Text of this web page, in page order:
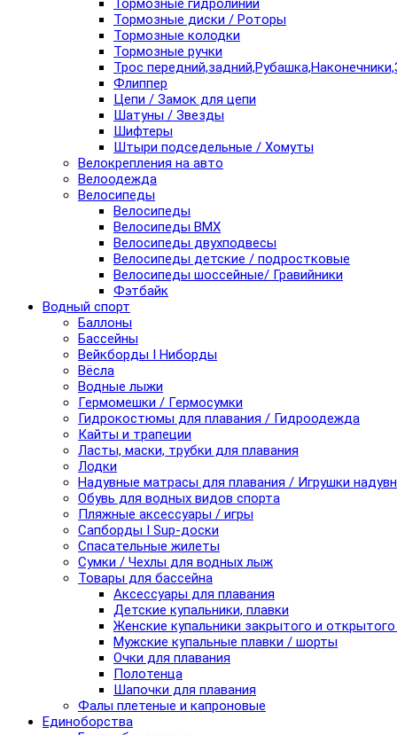
Тормозные гидролинии
Тормозные диски / Роторы
Тормозные колодки
Тормозные ручки
Трос
Флиппер
Цепи / Замок для цепи
Шатуны / Звезды
Шифтеры
Штыри подседельные / Хомуты
Велокрепления на авто
Велоодежда
Велосипеды
Велосипеды
Велосипеды BMX
Велосипеды двухподвесы
Велосипеды детские / подростковые
Велосипеды шоссейные/ Гравийники
Фэтбайк
Водный спорт
Баллоны
Бассейны
Вейкборды I Ниборды
Вёсла
Водные лыжи
Гермомешки / Гермосумки
Гидрокостюмы для плавания / Гидроодежда
Кайты и трапеции
Ласты, маски, трубки для плавания
Лодки
Надувные матрасы для плавания / Игрушки
Обувь для водных видов спорта
Пляжные аксессуары / игры
Сапборды I Sup-доски
Спасательные жилеты
Сумки / Чехлы для водных лыж
Товары для бассейна
Аксессуары для плавания
Детские купальники, плавки
Женские купальники закрытого и
Мужские купальные плавки / шорты
Очки для плавания
Полотенца
Шапочки для плавания
Фалы плетеные и капроновые
Единоборства